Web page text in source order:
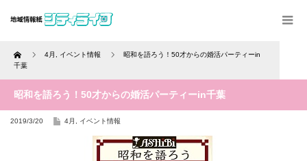
Home 4月 イベント情報
昭和を語ろう！50才からの婚活パーティーin
千葉
昭和を語ろう！50才からの婚活パーティーin千葉
2019/3/20 4月 イベント情報